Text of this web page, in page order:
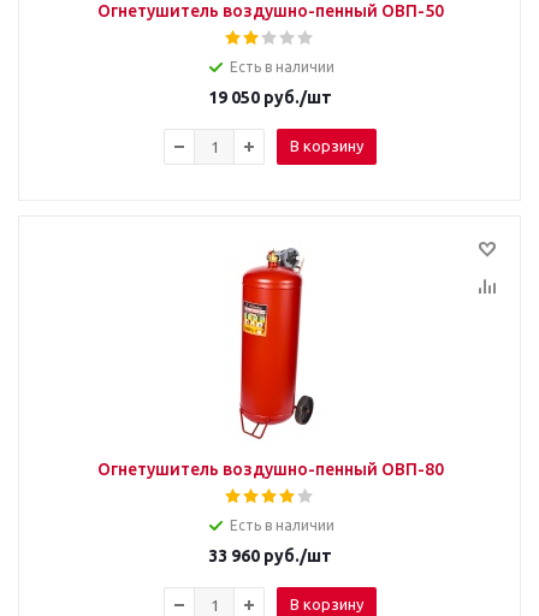
Огнетушитель воздушно-пенный ОВП-50
Есть в наличии
19 050 руб./шт
В корзину
Огнетушитель воздушно-пенный ОВП-80
Есть в наличии
33 960 руб./шт
В корзину